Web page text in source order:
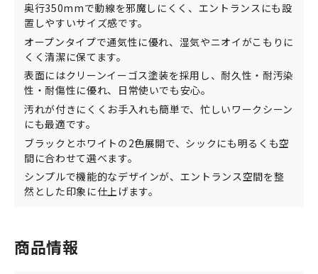
奥行350mmで動線を邪魔しにくく、エントランスにも設
置しやすいサイズ感です。
オープンタイプで通気性に優れ、湿気やニオイがこもりに
くく清潔に保てます。
表面にはクリーンイーゴス塗装を採用し、耐久性・耐汚染
性・耐傷性に優れ、日常使いでも安心。
汚れが付きにくくお手入れも簡単で、忙しいワークシーン
にも最適です。
ブラックとホワイトの2色展開で、シックにも明るくも空
間に合わせて選べます。
シンプルで機能的なデザインが、エントランス空間を整
然とした印象に仕上げます。
商品情報